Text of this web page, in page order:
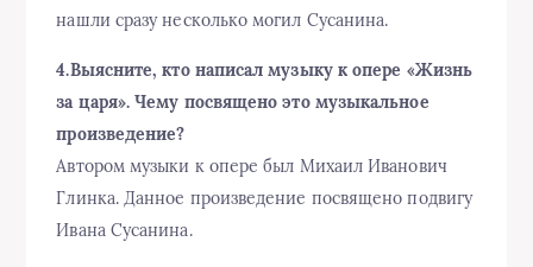
нашли сразу несколько могил Сусанина.
4.Выясните, кто написал музыку к опере «Жизнь
за царя». Чему посвящено это музыкальное
произведение?
Автором музыки к опере был Михаил Иванович
Глинка. Данное произведение посвящено подвигу
Ивана Сусанина.